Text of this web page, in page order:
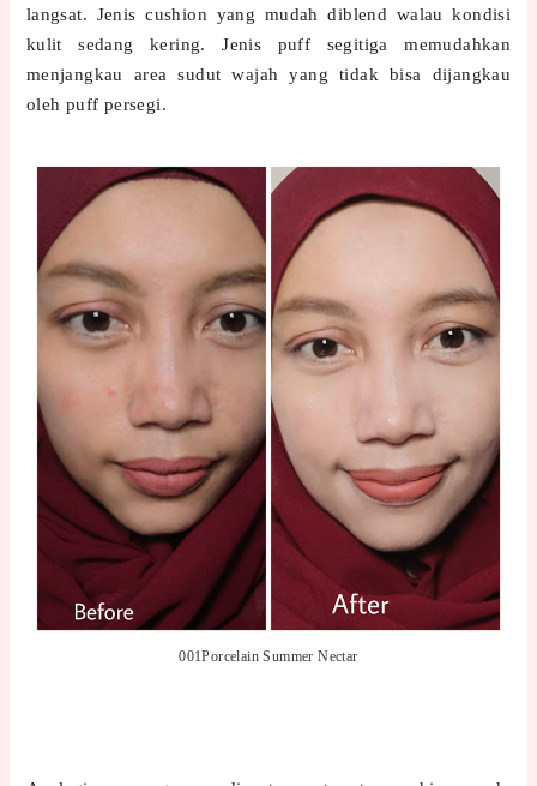
langsat. Jenis cushion yang mudah diblend walau kondisi
kulit sedang kering. Jenis puff segitiga memudahkan
menjangkau area sudut wajah yang tidak bisa dijangkau
oleh puff persegi.
001Porcelain Summer Nectar